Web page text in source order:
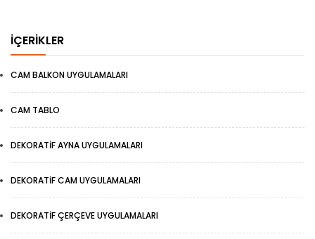
İÇERIKLER
CAM BALKON UYGULAMALARI
CAM TABLO
DEKORATIF AYNA UYGULAMALARI
DEKORATIF CAM UYGULAMALARI
DEKORATIF ÇERÇEVE UYGULAMALARI